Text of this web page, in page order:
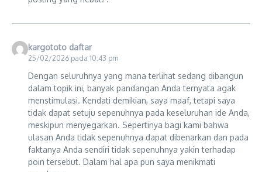
kargototo daftar
25/02/2026 pada 10:43 pm
Dengan seluruhnya yang mana terlihat sedang dibangun
dalam topik ini, banyak pandangan Anda ternyata agak
menstimulasi. Kendati demikian, saya maaf, tetapi saya
tidak dapat setuju sepenuhnya pada keseluruhan ide Anda,
meskipun menyegarkan. Sepertinya bagi kami bahwa
ulasan Anda tidak sepenuhnya dapat dibenarkan dan pada
faktanya Anda sendiri tidak sepenuhnya yakin terhadap
poin tersebut. Dalam hal apa pun saya menikmati